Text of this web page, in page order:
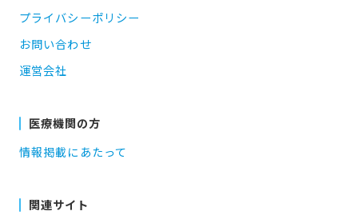
プライバシーポリシー
お問い合わせ
運営会社
医療機関の方
情報掲載にあたって
関連サイト